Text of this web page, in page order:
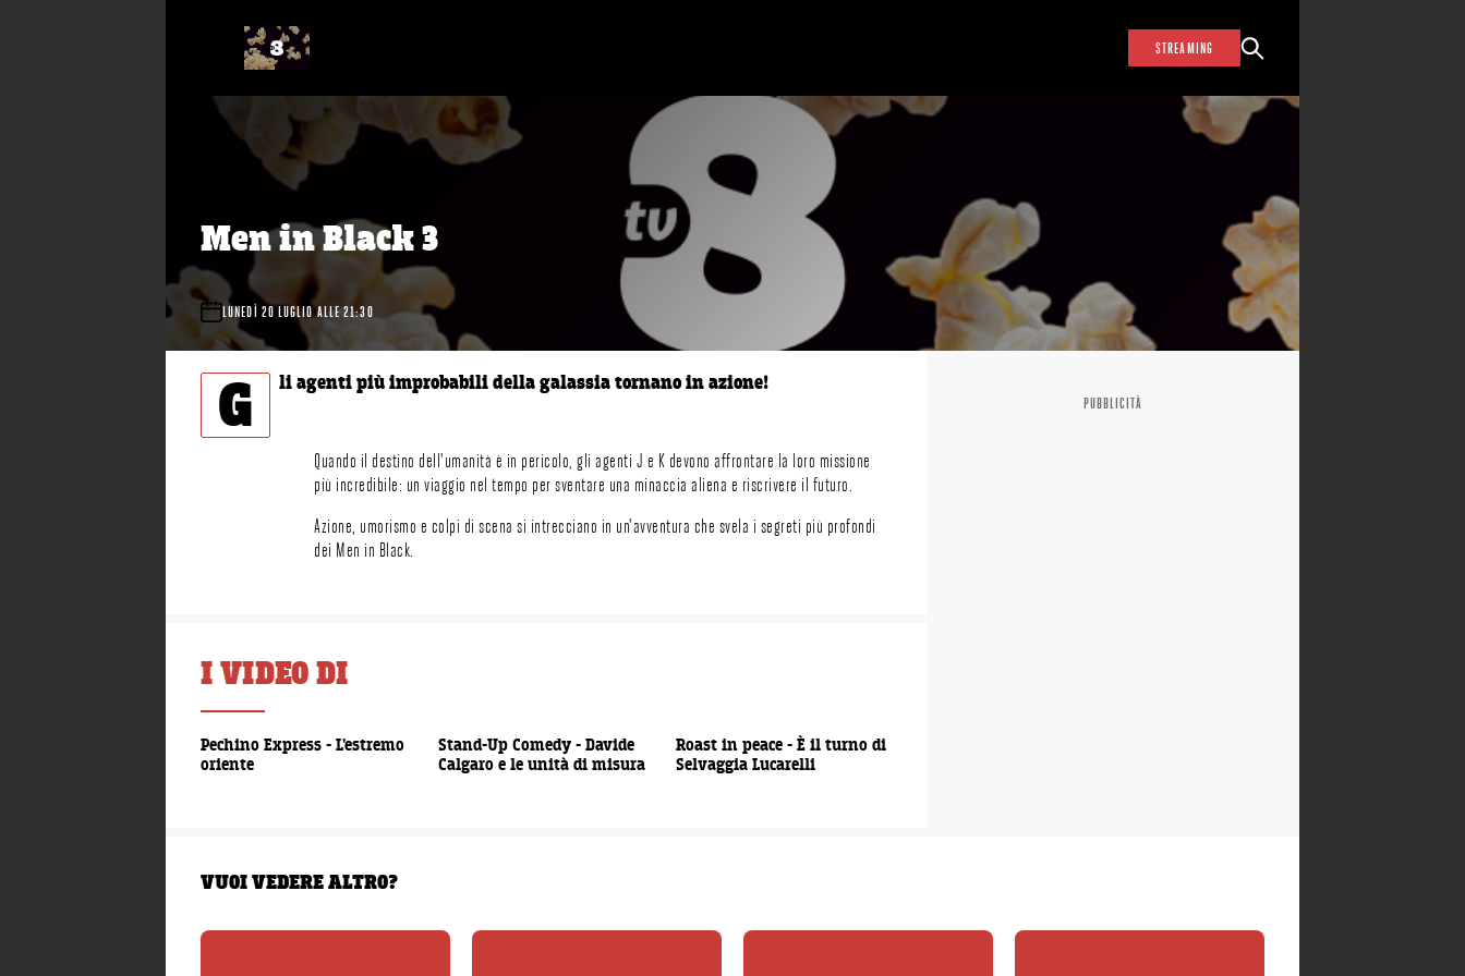
STREAMING
Men in Black 3
LUNEDÌ 20 LUGLIO ALLE 21:30
G li agenti più improbabili della galassia tornano in azione!
Quando il destino dell'umanità è in pericolo, gli agenti J e K devono affrontare la loro missione
più incredibile: un viaggio nel tempo per sventare una minaccia aliena e riscrivere il futuro.
Azione, umorismo e colpi di scena si intrecciano in un'avventura che svela i segreti più profondi
dei Men in Black.
I VIDEO DI
Pechino Express - L'estremo
oriente
Stand-Up Comedy - Davide
Calgaro e le unità di misura
Roast in peace - È il turno di
Selvaggia Lucarelli
PUBBLICITÀ
VUOI VEDERE ALTRO?